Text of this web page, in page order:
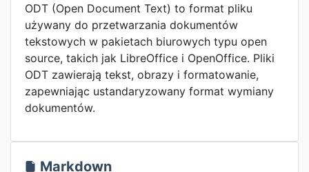
ODT (Open Document Text) to format pliku
używany do przetwarzania dokumentów
tekstowych w pakietach biurowych typu open
source, takich jak LibreOffice i OpenOffice. Pliki
ODT zawierają tekst, obrazy i formatowanie,
zapewniając ustandaryzowany format wymiany
dokumentów.
Markdown